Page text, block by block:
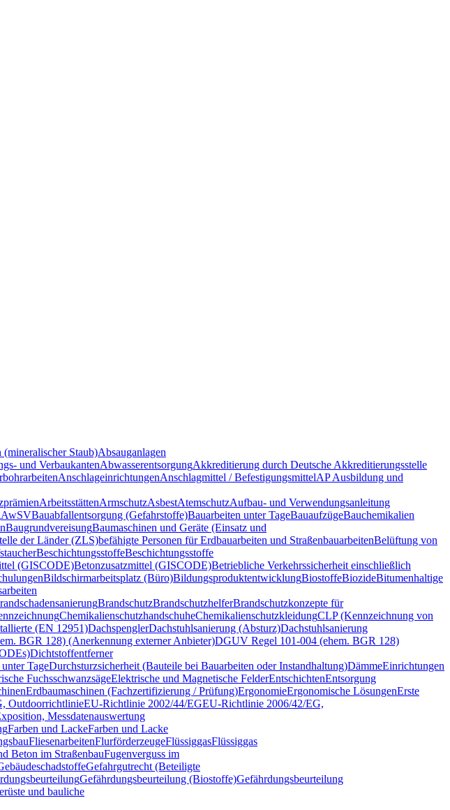
(mineralischer Staub)Absauganlagen
und VerbaukantenAbwasserentsorgungAkkreditierung durch Deutsche Akkreditierungsstelle
AnschlageinrichtungenAnschlagmittel / BefestigungsmittelAP Ausbildung und
ArbeitsstättenArmschutzAsbestAtemschutzAufbau- und Verwendungsanleitung
AwSVBauabfallentsorgung (Gefahrstoffe)Bauarbeiten unter TageBauaufzügeBauchemikalien
BaugrundvereisungBaumaschinen und Geräte (Einsatz und
der Länder (ZLS)befähigte Personen für Erdbauarbeiten und StraßenbauarbeitenBelüftung von
BeschichtungsstoffeBeschichtungsstoffe
(GISCODE)Betonzusatzmittel (GISCODE)Betriebliche Verkehrssicherheit einschließlich
Bildschirmarbeitsplatz (Büro)BildungsproduktentwicklungBiostoffeBiozideBitumenhaltige
BrandschutzBrandschutzhelferBrandschutzkonzepte für
ChemikalienschutzhandschuheChemikalienschutzkleidungCLP (Kennzeichnung von
(EN 12951)DachspenglerDachstuhlsanierung (Absturz)Dachstuhlsanierung
BGR 128) (Anerkennung externer Anbieter)DGUV Regel 101-004 (ehem. BGR 128)
Dichtstoffentferner
TageDurchsturzsicherheit (Bauteile bei Bauarbeiten oder Instandhaltung)DämmeEinrichtungen
FuchsschwanzsägeElektrische und Magnetische FelderEntschichtenEntsorgung
Erdbaumaschinen (Fachzertifizierung / Prüfung)ErgonomieErgonomische LösungenErste
OutdoorrichtlinieEU-Richtlinie 2002/44/EGEU-Richtlinie 2006/42/EG,
Messdatenauswertung
Farben und LackeFarben und Lacke
FliesenarbeitenFlurförderzeugeFlüssiggasFlüssiggas
Beton im StraßenbauFugenverguss im
Gefahrgutrecht (Beteiligte
Gefährdungsbeurteilung (Biostoffe)Gefährdungsbeurteilung
und bauliche